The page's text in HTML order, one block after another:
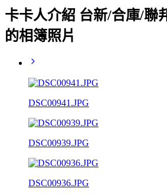
卡卡人介紹 台新/合庫/聯
的相簿照片
DSC00941.JPG
DSC00939.JPG
DSC00936.JPG